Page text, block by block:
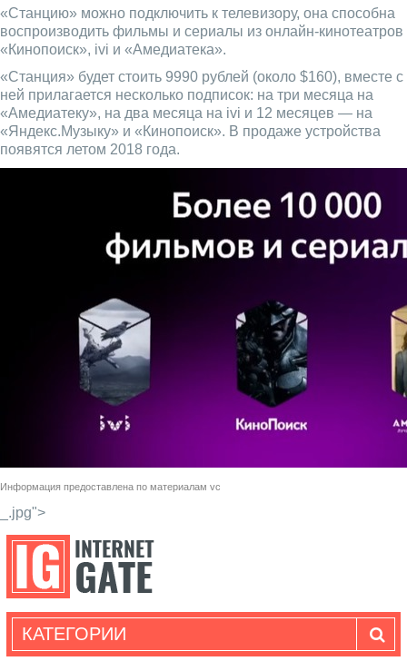
«Станцию» можно подключить к телевизору, она способна
воспроизводить фильмы и сериалы из онлайн-кинотеатров
«Кинопоиск», ivi и «Амедиатека».
«Станция» будет стоить 9990 рублей (около $160), вместе с
ней прилагается несколько подписок: на три месяца на
«Амедиатеку», на два месяца на ivi и 12 месяцев — на
«Яндекс.Музыку» и «Кинопоиск». В продаже устройства
появятся летом 2018 года.
Информация предоставлена по материалам vc
_.jpg">
КАТЕГОРИИ